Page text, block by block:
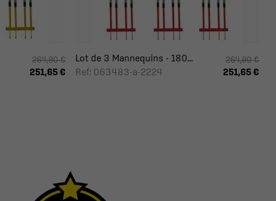
264,90 €
251,65 €
Lot de 3 Mannequins - 180...
Ref: 063483-a-2224
264,90 €
251,65 €